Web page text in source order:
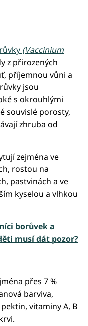
(Vaccinium
z přirozených
příjemnou vůni a
jsou
s okrouhlými
souvislé porosty,
zhruba od
zejména ve
rostou na
pastvinách a ve
kyselou a vlhkou
borůvek a
musí dát pozor?
přes 7 %
barviva,
vitaminy A, B